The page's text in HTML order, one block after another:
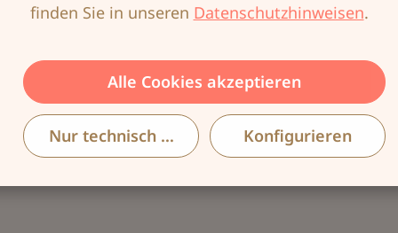
Beschreibung
Schwimmen, denn durch die
Rippenkonstruktion kann das Wasser schnell
abfließen.…Mehr
finden Sie in unseren Datenschutzhinweisen.
Alle Cookies akzeptieren
Nur technisch notwendigeKonfigurieren